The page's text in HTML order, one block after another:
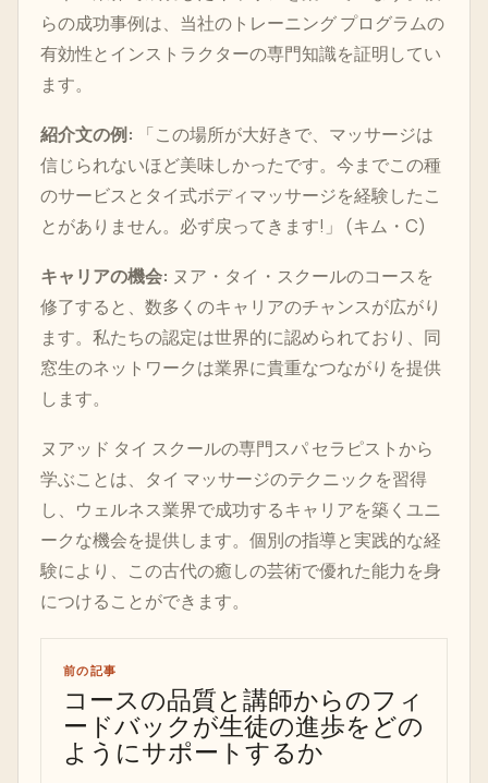
らの成功事例は、当社のトレーニング プログラムの
有効性とインストラクターの専門知識を証明してい
ます。
紹介文の例: 「この場所が大好きで、マッサージは
信じられないほど美味しかったです。今までこの種
のサービスとタイ式ボディマッサージを経験したこ
とがありません。必ず戻ってきます!」 (キム・C)
キャリアの機会: ヌア・タイ・スクールのコースを
修了すると、数多くのキャリアのチャンスが広がり
ます。私たちの認定は世界的に認められており、同
窓生のネットワークは業界に貴重なつながりを提供
します。
ヌアッド タイ スクールの専門スパ セラピストから
学ぶことは、タイ マッサージのテクニックを習得
し、ウェルネス業界で成功するキャリアを築くユニ
ークな機会を提供します。個別の指導と実践的な経
験により、この古代の癒しの芸術で優れた能力を身
につけることができます。
前の記事
コースの品質と講師からのフィ
ードバックが生徒の進歩をどの
ようにサポートするか